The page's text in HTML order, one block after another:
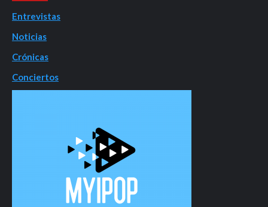
Entrevistas
Noticias
Crónicas
Conciertos